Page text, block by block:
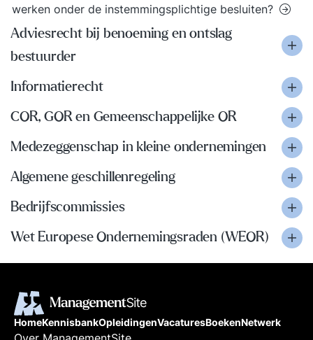
werken onder de instemmingsplichtige besluiten?
Adviesrecht bij benoeming en ontslag
bestuurder
Informatierecht
COR, GOR en Gemeenschappelijke OR
Medezeggenschap in kleine ondernemingen
Algemene geschillenregeling
Bedrijfscommissies
Wet Europese Ondernemingsraden (WEOR)
HomeKennisbankOpleidingenVacaturesBoekenNetwerk